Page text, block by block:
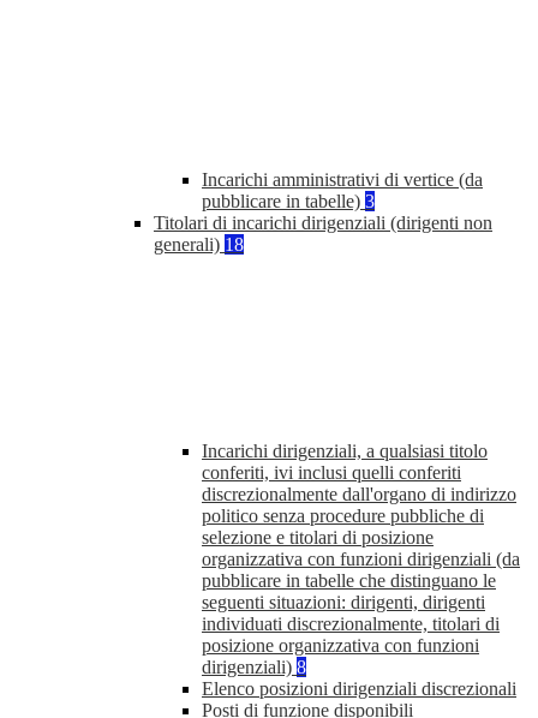
Incarichi amministrativi di vertice (da
pubblicare in tabelle) 3
Titolari di incarichi dirigenziali (dirigenti non
generali) 18
Incarichi dirigenziali, a qualsiasi titolo
conferiti, ivi inclusi quelli conferiti
discrezionalmente dall'organo di indirizzo
politico senza procedure pubbliche di
selezione e titolari di posizione
organizzativa con funzioni dirigenziali (da
pubblicare in tabelle che distinguano le
seguenti situazioni: dirigenti, dirigenti
individuati discrezionalmente, titolari di
posizione organizzativa con funzioni
dirigenziali) 8
Elenco posizioni dirigenziali discrezionali
Posti di funzione disponibili